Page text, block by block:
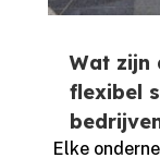
Wat zijn
flexibel
Elke